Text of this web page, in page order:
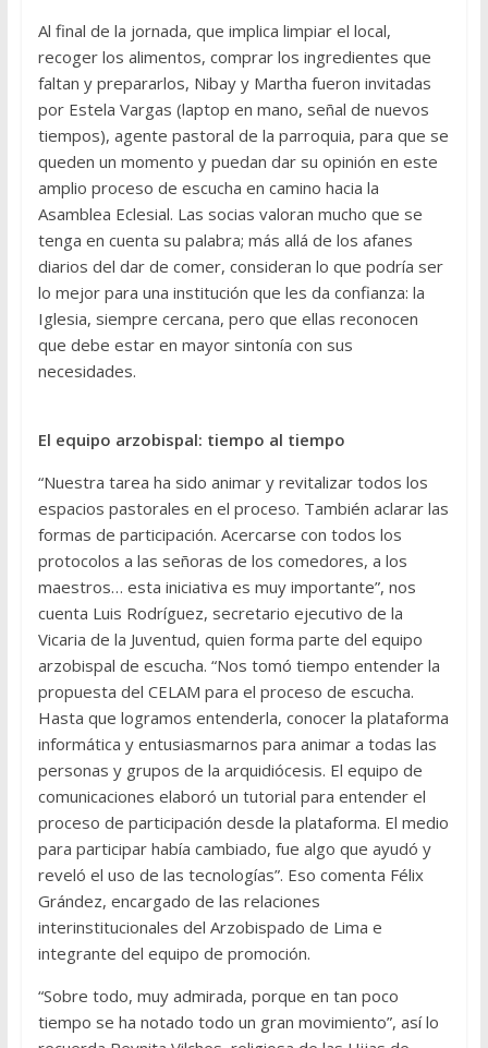
Al final de la jornada, que implica limpiar el local,
recoger los alimentos, comprar los ingredientes que
faltan y prepararlos, Nibay y Martha fueron invitadas
por Estela Vargas (laptop en mano, señal de nuevos
tiempos), agente pastoral de la parroquia, para que se
queden un momento y puedan dar su opinión en este
amplio proceso de escucha en camino hacia la
Asamblea Eclesial. Las socias valoran mucho que se
tenga en cuenta su palabra; más allá de los afanes
diarios del dar de comer, consideran lo que podría ser
lo mejor para una institución que les da confianza: la
Iglesia, siempre cercana, pero que ellas reconocen
que debe estar en mayor sintonía con sus
necesidades.
El equipo arzobispal: tiempo al tiempo
“Nuestra tarea ha sido animar y revitalizar todos los
espacios pastorales en el proceso. También aclarar las
formas de participación. Acercarse con todos los
protocolos a las señoras de los comedores, a los
maestros… esta iniciativa es muy importante”, nos
cuenta Luis Rodríguez, secretario ejecutivo de la
Vicaria de la Juventud, quien forma parte del equipo
arzobispal de escucha. “Nos tomó tiempo entender la
propuesta del CELAM para el proceso de escucha.
Hasta que logramos entenderla, conocer la plataforma
informática y entusiasmarnos para animar a todas las
personas y grupos de la arquidiócesis. El equipo de
comunicaciones elaboró un tutorial para entender el
proceso de participación desde la plataforma. El medio
para participar había cambiado, fue algo que ayudó y
reveló el uso de las tecnologías”. Eso comenta Félix
Grández, encargado de las relaciones
interinstitucionales del Arzobispado de Lima e
integrante del equipo de promoción.
“Sobre todo, muy admirada, porque en tan poco
tiempo se ha notado todo un gran movimiento”, así lo